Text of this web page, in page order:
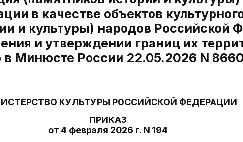
в качестве объектов
и культуры) народов Российской
и утверждении границ их
в Минюсте России 22.05.2026 N
КУЛЬТУРЫ РОССИЙСКОЙ ФЕДЕРАЦИИ
ПРИКАЗ
от 4 февраля 2026 г. N 194